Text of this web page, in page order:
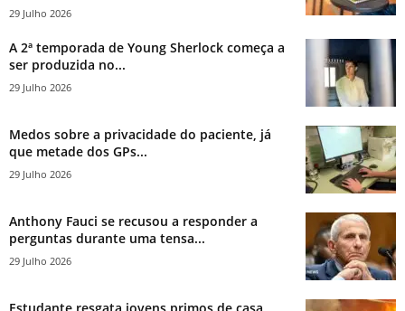
29 Julho 2026
A 2ª temporada de Young Sherlock começa a
ser produzida no...
29 Julho 2026
Medos sobre a privacidade do paciente, já
que metade dos GPs...
29 Julho 2026
Anthony Fauci se recusou a responder a
perguntas durante uma tensa...
29 Julho 2026
Estudante resgata jovens primos de casa